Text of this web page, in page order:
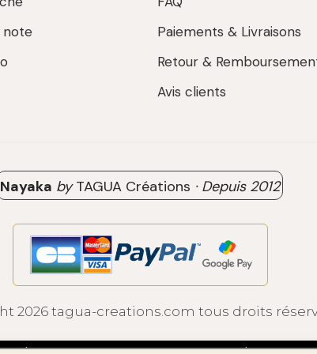
note
Paiements & Livraisons
Retour &
Avis clients
Nayaka byTAGUA Créations · Depuis2012
2026 tagua-creations.com tous droits